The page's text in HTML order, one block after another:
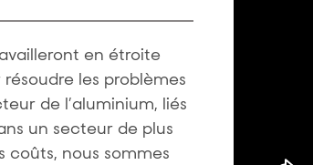
en étroite
les problèmes
de l’aluminium, liés
un secteur de plus
nous sommes